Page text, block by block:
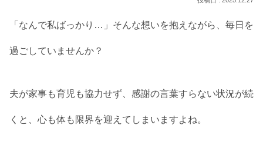
「なんで私ばっかり…」そんな想いを抱えながら、毎日を
過ごしていませんか？
夫が家事も育児も協力せず、感謝の言葉すらない状況が続
くと、心も体も限界を迎えてしまいますよね。